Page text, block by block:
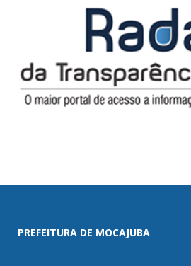
PREFEITURA DE MOCAJUBA